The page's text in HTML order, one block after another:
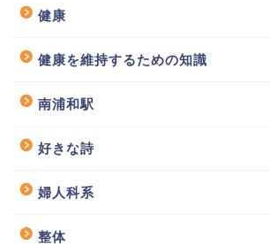
健康
健康を維持するための知識
南浦和駅
好きな詩
婦人科系
整体